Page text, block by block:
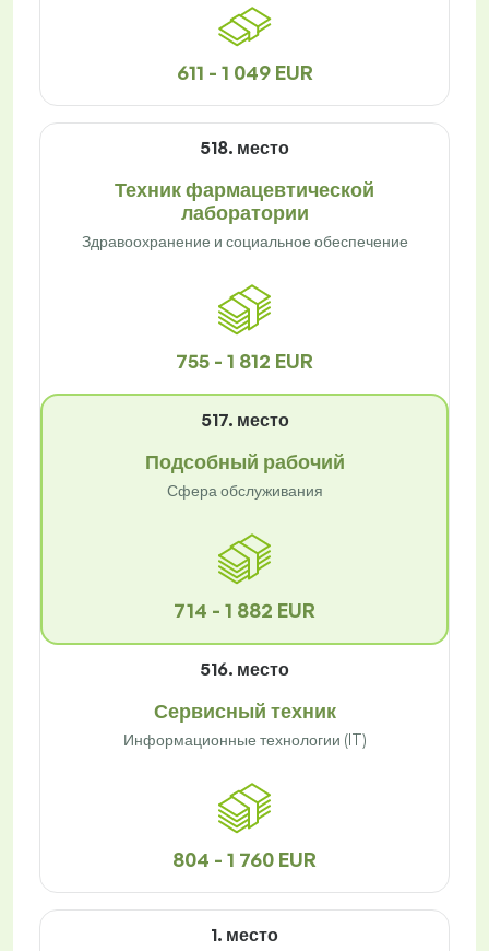
611 - 1 049 EUR
518. место
Техник фармацевтической
лаборатории
Здравоохранение и социальное обеспечение
755 - 1 812 EUR
517. место
Подсобный рабочий
Сфера обслуживания
714 - 1 882 EUR
516. место
Сервисный техник
Информационные технологии (IT)
804 - 1 760 EUR
1. место